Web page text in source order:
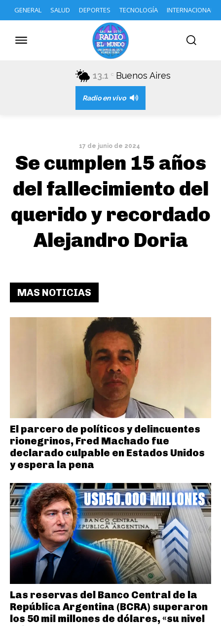
GENERAL SALUD DEPORTES TECNOLOGÍA INTERNACIONAL
13.1 C Buenos Aires
Radio en vivo
17 de junio de 2024
Se cumplen 15 años
del fallecimiento del
querido y recordado
Alejandro Doria
MAS NOTICIAS
El parcero de políticos y delincuentes
rionegrinos, Fred Machado fue
declarado culpable en Estados Unidos
y espera la pena
Las reservas del Banco Central de la
República Argentina (BCRA) superaron
los 50 mil millones de dólares, «su nivel